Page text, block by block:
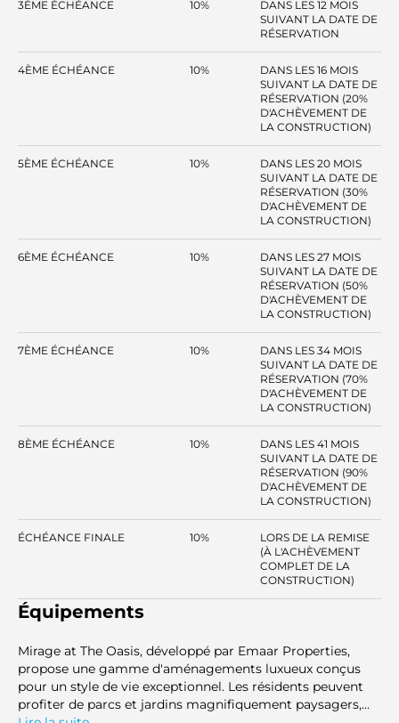
3ÈME ÉCHÉANCE 10%
DANS LES 12 MOIS
SUIVANT LA DATE DE
RÉSERVATION
4ÈME ÉCHÉANCE 10%
DANS LES 16 MOIS
SUIVANT LA DATE DE
RÉSERVATION (20%
D'ACHÈVEMENT DE
LA CONSTRUCTION)
5ÈME ÉCHÉANCE 10%
DANS LES 20 MOIS
SUIVANT LA DATE DE
RÉSERVATION (30%
D'ACHÈVEMENT DE
LA CONSTRUCTION)
6ÈME ÉCHÉANCE 10%
DANS LES 27 MOIS
SUIVANT LA DATE DE
RÉSERVATION (50%
D'ACHÈVEMENT DE
LA CONSTRUCTION)
7ÈME ÉCHÉANCE 10%
DANS LES 34 MOIS
SUIVANT LA DATE DE
RÉSERVATION (70%
D'ACHÈVEMENT DE
LA CONSTRUCTION)
8ÈME ÉCHÉANCE 10%
DANS LES 41 MOIS
SUIVANT LA DATE DE
RÉSERVATION (90%
D'ACHÈVEMENT DE
LA CONSTRUCTION)
ÉCHÉANCE FINALE 10%
LORS DE LA REMISE
(À L'ACHÈVEMENT
COMPLET DE LA
CONSTRUCTION)
Équipements
Mirage at The Oasis, développé par Emaar Properties,
propose une gamme d'aménagements luxueux conçus
pour un style de vie exceptionnel. Les résidents peuvent
profiter de parcs et jardins magnifiquement paysagers,